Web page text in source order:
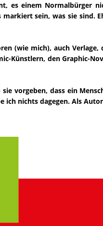
es einem Normalbürger
sein, was sie
(wie mich), auch
Künstlern, den Graphic-
vorgeben, dass ein
nichts dagegen. Als